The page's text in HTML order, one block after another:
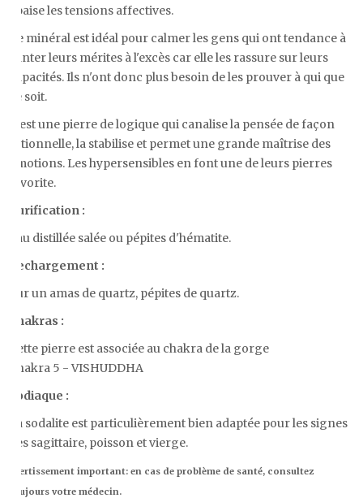
apaise les tensions affectives.
Ce minéral est idéal pour calmer les gens qui ont tendance à
vanter leurs mérites à l'excès car elle les rassure sur leurs
capacités. Ils n'ont donc plus besoin de les prouver à qui que
ce soit.
C'est une pierre de logique qui canalise la pensée de façon
rationnelle, la stabilise et permet une grande maîtrise des
émotions. Les hypersensibles en font une de leurs pierres
favorite.
Purification :
Eau distillée salée ou pépites d'hématite.
Rechargement :
Sur un amas de quartz, pépites de quartz.
Chakras :
Cette pierre est associée au chakra de la gorge
Chakra 5 - VISHUDDHA
Zodiaque :
La sodalite est particulièrement bien adaptée pour les signes
des sagittaire, poisson et vierge.
Avertissement important: en cas de problème de santé, consultez
toujours votre médecin.